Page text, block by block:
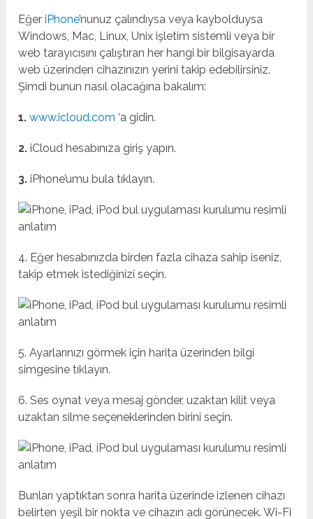
EğeriPhone’nunuz çalındıysa veya kaybolduysa
Windows, Mac, Linux, Unix işletim sistemli veya bir
web tarayıcısını çalıştıran her hangi bir bilgisayarda
web üzerinden cihazınızın yerini takip edebilirsiniz.
Şimdi bunun nasıl olacağına bakalım:
1. www.icloud.com ‘a gidin.
2. iCloud hesabınıza giriş yapın.
3. iPhone’umu bula tıklayın.
4. Eğer hesabınızda birden fazla cihaza sahip iseniz,
takip etmek istediğinizi seçin.
5. Ayarlarınızı görmek için harita üzerinden bilgi
simgesine tıklayın.
6. Ses oynat veya mesaj gönder, uzaktan kilit veya
uzaktan silme seçeneklerinden birini seçin.
Bunları yaptıktan sonra harita üzerinde izlenen cihazı
belirten yeşil bir nokta ve cihazın adı görünecek. Wi-Fi